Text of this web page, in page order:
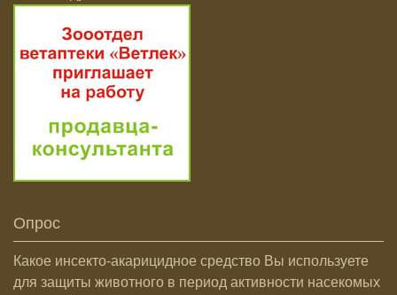
Опрос
Какое инсекто-акарицидное средство Вы используете
для защиты животного в период активности насекомых